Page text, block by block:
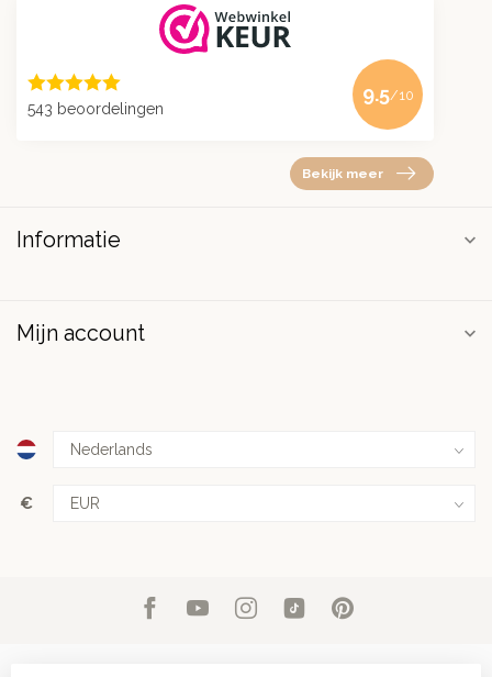
543 beoordelingen
9.5/10
Bekijk meer
Informatie
Mijn account
€